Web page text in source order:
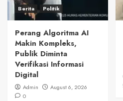
Berita Politik
Perang Algoritma AI
Makin Kompleks,
Publik Diminta
Verifikasi Informasi
Digital
Admin
August 6, 2026
0